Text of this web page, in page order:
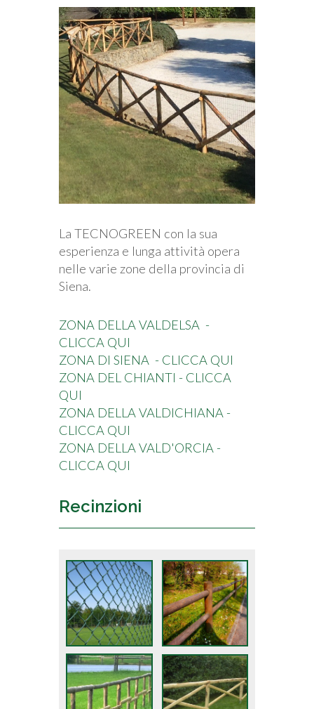
La TECNOGREEN con la sua
esperienza e lunga attività opera
nelle varie zone della provincia di
Siena.
ZONA DELLA VALDELSA -
CLICCA QUI
ZONA DI SIENA - CLICCA QUI
ZONA DEL CHIANTI - CLICCA
QUI
ZONA DELLA VALDICHIANA -
CLICCA QUI
ZONA DELLA VALD'ORCIA -
CLICCA QUI
Recinzioni